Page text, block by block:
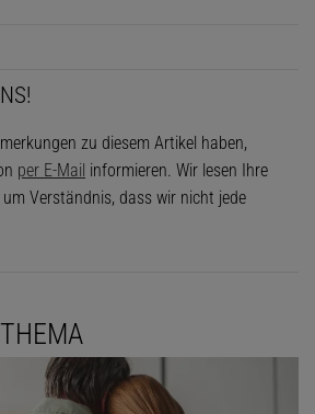
zu diesem Artikel haben,
per E-Mail informieren. Wir lesen Ihre
Verständnis, dass wir nicht jede